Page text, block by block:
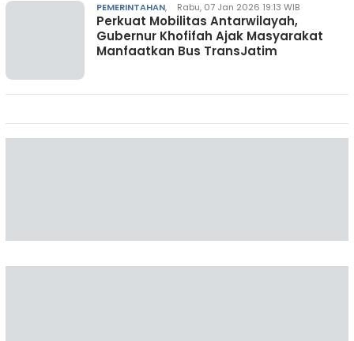
PEMERINTAHAN, Rabu, 07 Jan 2026 19:13 WIB
Perkuat Mobilitas Antarwilayah,
Gubernur Khofifah Ajak Masyarakat
Manfaatkan Bus TransJatim